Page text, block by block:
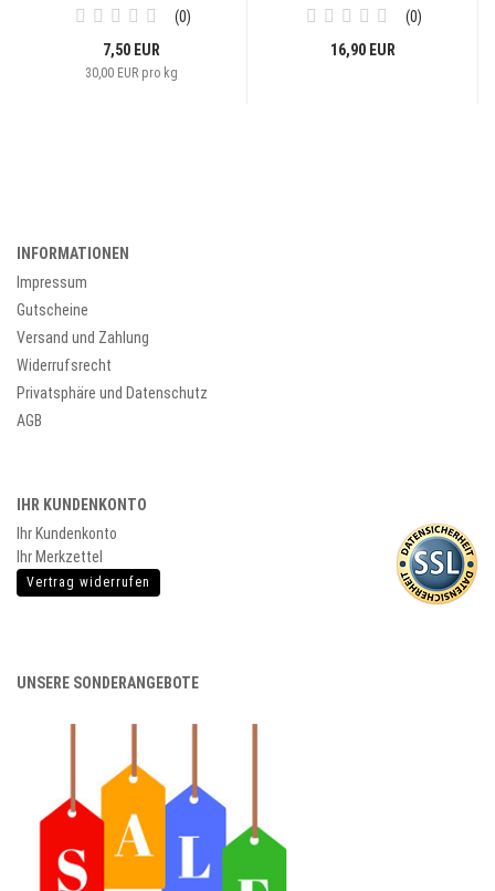
250g...
0
7,50 EUR
30,00 EUR pro kg
0
16,90 EUR
INFORMATIONEN
Impressum
Gutscheine
Versand und Zahlung
Widerrufsrecht
Privatsphäre und Datenschutz
AGB
IHR KUNDENKONTO
Ihr Kundenkonto
Ihr Merkzettel
Vertrag widerrufen
UNSERE SONDERANGEBOTE